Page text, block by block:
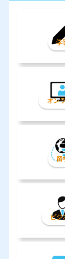
学
オン
留
ビジ